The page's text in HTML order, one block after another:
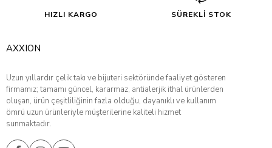
HIZLI KARGO SÜREKLİ STOK
AXXION
Uzun yıllardır çelik takı ve bijuteri sektöründe faaliyet gösteren
firmamız; tamamı güncel, kararmaz, antialerjik ithal ürünlerden
oluşan, ürün çeşitliliğinin fazla olduğu, dayanıklı ve kullanım
ömrü uzun ürünleriyle müşterilerine kaliteli hizmet
sunmaktadır.